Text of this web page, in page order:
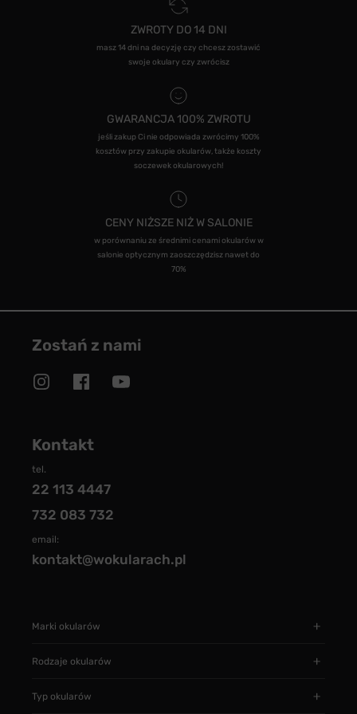
ZWROTY DO 14 DNI
masz 14 dni na decyzję czy chcesz zostawić
swoje okulary czy zwrócisz
GWARANCJA 100% ZWROTU
jeśli zakup Ci nie odpowiada zwrócimy 100%
kosztów przy zakupie okularów, także koszty
soczewek okularowych!
CENY NIŻSZE NIŻ W SALONIE
w porównaniu ze średnimi cenami okularów w
salonie optycznym zaoszczędzisz nawet do
70%
Zostań z nami
Kontakt
tel.
22 113 4447
732 083 732
email:
kontakt@wokularach.pl
Marki okularów
Rodzaje okularów
Typ okularów